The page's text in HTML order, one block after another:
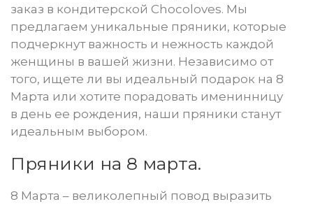
заказ в кондитерской Chocoloves. Мы
предлагаем уникальные пряники, которые
подчеркнут важность и нежность каждой
женщины в вашей жизни. Независимо от
того, ищете ли вы идеальный подарок на 8
Марта или хотите порадовать именинницу
в день ее рождения, наши пряники станут
идеальным выбором.
Пряники на 8 марта.
8 Марта – великолепный повод выразить